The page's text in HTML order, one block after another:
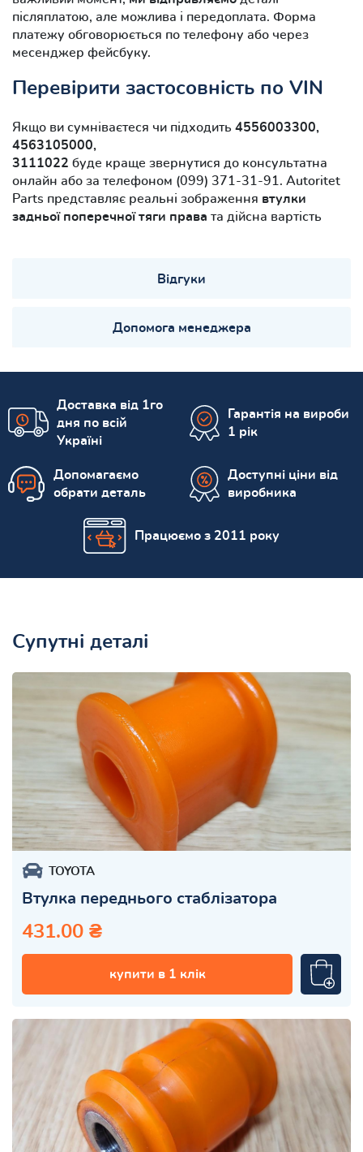
післяплатою, але можлива і передоплата. Форма
платежу обговорюється по телефону або через
месенджер фейсбуку.
Перевірити застосовність по VIN
Якщо ви сумніваєтеся чи підходить 4556003300,
4563105000,
3111022 буде краще звернутися до консультатна
онлайн або за телефоном (099) 371-31-91. Autoritet
Parts представляє реальні зображення втулки
задньої поперечної тяги права та дійсна вартість
Відгуки
Допомога менеджера
Доставка від 1го
дня по всій
Україні
Гарантія на вироби
1 рік
Допомагаємо
обрати деталь
Доступні ціни від
виробника
Працюємо з 2011 року
Супутні деталі
TOYOTA
Втулка переднього стаблізатора
431.00 ₴
купити в 1 клік